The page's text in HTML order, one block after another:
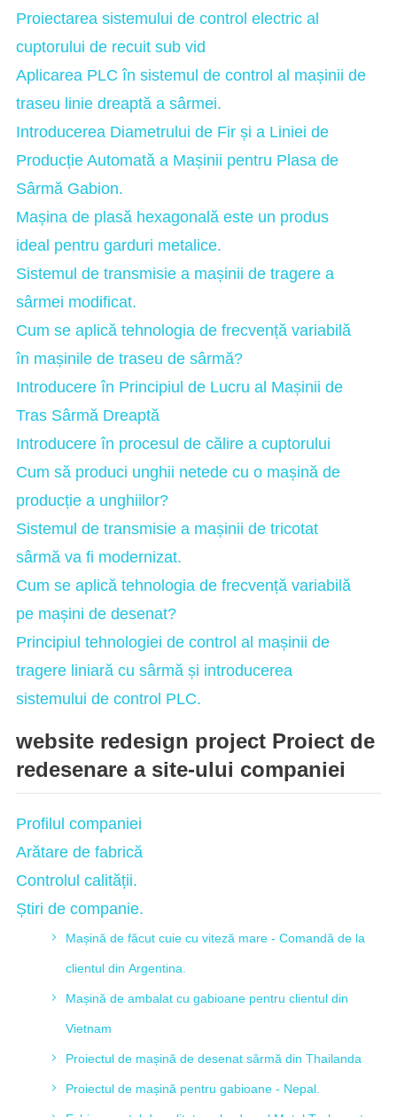
Proiectarea sistemului de control electric al
cuptorului de recuit sub vid
Aplicarea PLC în sistemul de control al mașinii de
traseu linie dreaptă a sârmei.
Introducerea Diametrului de Fir și a Liniei de
Producție Automată a Mașinii pentru Plasa de
Sârmă Gabion.
Mașina de plasă hexagonală este un produs
ideal pentru garduri metalice.
Sistemul de transmisie a mașinii de tragere a
sârmei modificat.
Cum se aplică tehnologia de frecvență variabilă
în mașinile de traseu de sârmă?
Introducere în Principiul de Lucru al Mașinii de
Tras Sârmă Dreaptă
Introducere în procesul de călire a cuptorului
Cum să produci unghii netede cu o mașină de
producție a unghiilor?
Sistemul de transmisie a mașinii de tricotat
sârmă va fi modernizat.
Cum se aplică tehnologia de frecvență variabilă
pe mașini de desenat?
Principiul tehnologiei de control al mașinii de
tragere liniară cu sârmă și introducerea
sistemului de control PLC.
website redesign project Proiect de
redesenare a site-ului companiei
Profilul companiei
Arătare de fabrică
Controlul calității.
Știri de companie.
Mașină de făcut cuie cu viteză mare - Comandă de la
clientul din Argentina.
Mașină de ambalat cu gabioane pentru clientul din
Vietnam
Proiectul de mașină de desenat sârmă din Thailanda
Proiectul de mașină pentru gabioane - Nepal.